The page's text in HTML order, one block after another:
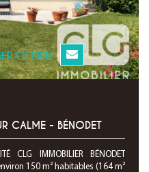
CE BIEN
CALME - BÉNODET
CLG IMMOBILIER BÉNODET
150 m² habitables (164 m²